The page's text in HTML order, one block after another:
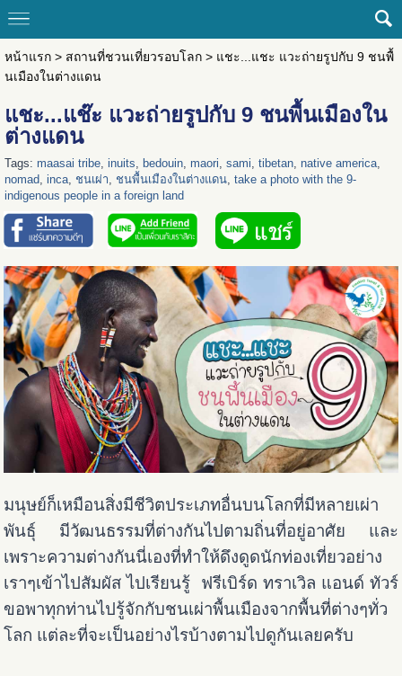
หน้าแรก> สถานที่ชวนเที่ยวรอบโลก> แชะ...แชะ แวะถ่ายรูปกับ 9 ชนพื้
นเมืองในต่างแดน
แชะ...แช๊ะ แวะถ่ายรูปกับ 9 ชนพื้นเมืองใน
ต่างแดน
Tags: maasai tribe, inuits, bedouin, maori, sami, tibetan, native america,
nomad, inca, ชนเผ่า, ชนพื้นเมืองในต่างแดน, take a photo with the 9-
indigenous people in a foreign land
มนุษย์ก็เหมือนสิ่งมีชีวิตประเภทอื่นบนโลกที่มีหลายเผ่า
พันธุ์ มีวัฒนธรรมที่ต่างกันไปตามถิ่นที่อยู่อาศัย และ
เพราะความต่างกันนี่เองที่ทำให้ดึงดูดนักท่องเที่ยวอย่าง
เราๆเข้าไปสัมผัส ไปเรียนรู้ ฟรีเบิร์ด ทราเวิล แอนด์ ทัวร์
ขอพาทุกท่านไปรู้จักกับชนเผ่าพื้นเมืองจากพื้นที่ต่างๆทั่ว
โลก แต่ละที่จะเป็นอย่างไรบ้างตามไปดูกันเลยครับ